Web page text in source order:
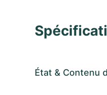
État & Contenu